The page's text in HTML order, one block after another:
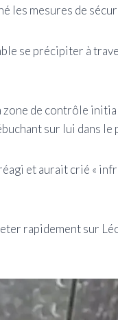
les mesures de
se précipiter à
de contrôle
sur lui dans le
et aurait crié «
rapidement sur